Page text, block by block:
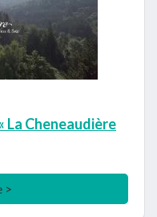
La Cheneaudière
>